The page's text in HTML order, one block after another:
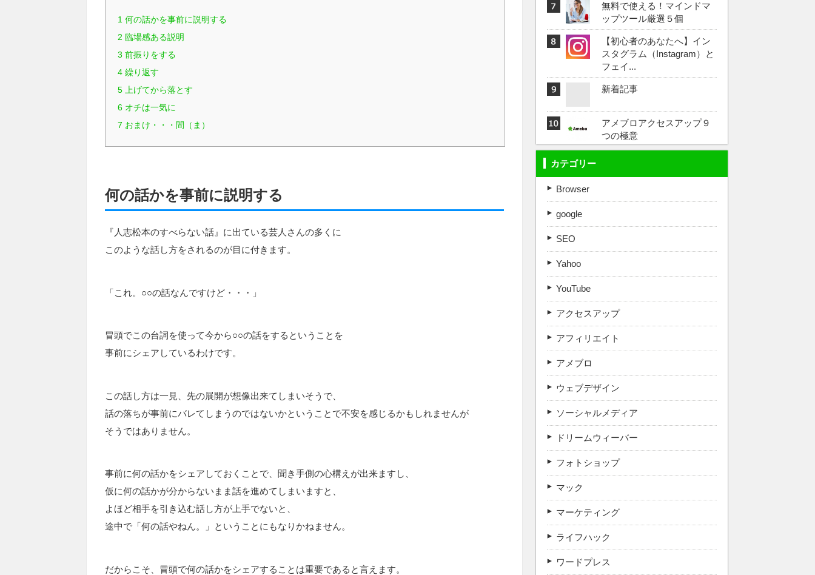
1 何の話かを事前に説明する
2 臨場感ある説明
3 前振りをする
4 繰り返す
5 上げてから落とす
6 オチは一気に
7 おまけ・・・間（ま）
何の話かを事前に説明する
『人志松本のすべらない話』に出ている芸人さんの多くに
このような話し方をされるのが目に付きます。
「これ。○○の話なんですけど・・・」
冒頭でこの台詞を使って今から○○の話をするということを
事前にシェアしているわけです。
この話し方は一見、先の展開が想像出来てしまいそうで、
話の落ちが事前にバレてしまうのではないかということで不安を感じるかもしれませんが
そうではありません。
事前に何の話かをシェアしておくことで、聞き手側の心構えが出来ますし、
仮に何の話かが分からないまま話を進めてしまいますと、
よほど相手を引き込む話し方が上手でないと、
途中で「何の話やねん。」ということにもなりかねません。
だからこそ、冒頭で何の話かをシェアすることは重要であると言えます。
無料で使える！マインドマ
ップツール厳選５個
【初心者のあなたへ】イン
スタグラム（Instagram）と
フェイ...
新着記事
アメブロアクセスアップ９
つの極意
カテゴリー
Browser
google
SEO
Yahoo
YouTube
アクセスアップ
アフィリエイト
アメブロ
ウェブデザイン
ソーシャルメディア
ドリームウィーバー
フォトショップ
マック
マーケティング
ライフハック
ワードプレス